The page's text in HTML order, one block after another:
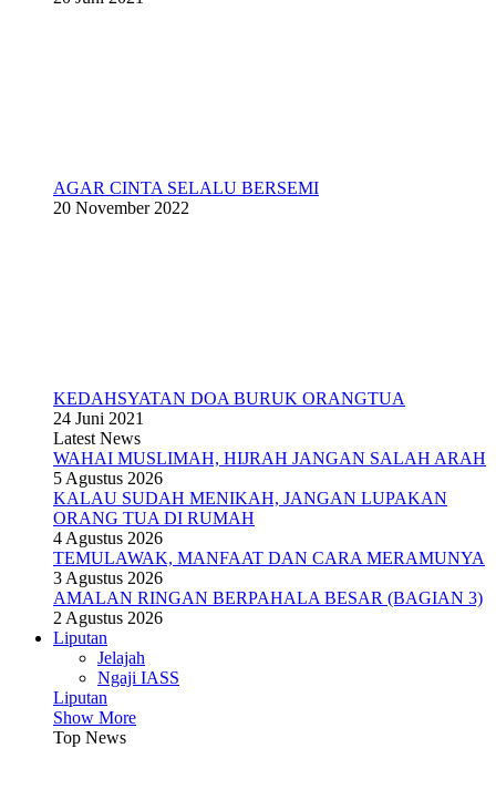
AGAR CINTA SELALU BERSEMI
20 November 2022
KEDAHSYATAN DOA BURUK ORANGTUA
24 Juni 2021
Latest News
WAHAI MUSLIMAH, HIJRAH JANGAN SALAH ARAH
5 Agustus 2026
KALAU SUDAH MENIKAH, JANGAN LUPAKAN
ORANG TUA DI RUMAH
4 Agustus 2026
TEMULAWAK, MANFAAT DAN CARA MERAMUNYA
3 Agustus 2026
AMALAN RINGAN BERPAHALA BESAR (BAGIAN 3)
2 Agustus 2026
Liputan
Jelajah
Ngaji IASS
Liputan
Show More
Top News